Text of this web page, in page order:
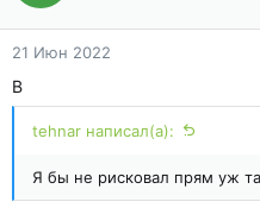
21 Июн 2022
В
tehnar написал(а):
Я бы не рисковал прям уж